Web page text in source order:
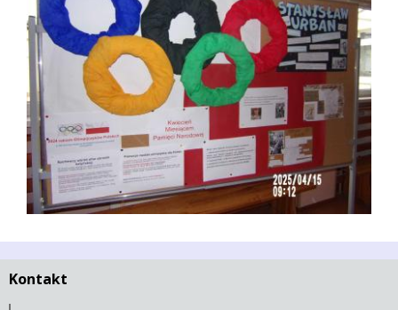
Kontakt